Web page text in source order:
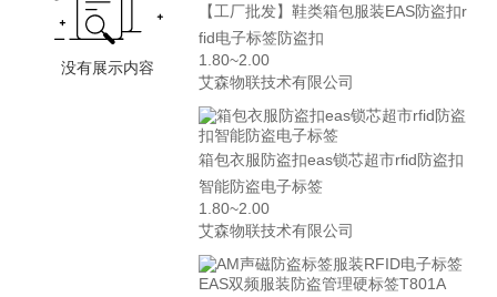
【工厂批发】鞋类箱包服装EAS防盗扣r
fid电子标签防盗扣
1.80~2.00
艾森物联技术有限公司
箱包衣服防盗扣eas锁芯超市rfid防盗扣
智能防盗电子标签
1.80~2.00
艾森物联技术有限公司